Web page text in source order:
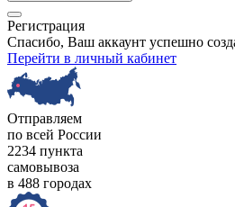
Регистрация
Спасибо, Ваш аккаунт успешно
Перейти в личный кабинет
Отправляем
по всей России
2234 пункта
самовывоза
в 488 городах